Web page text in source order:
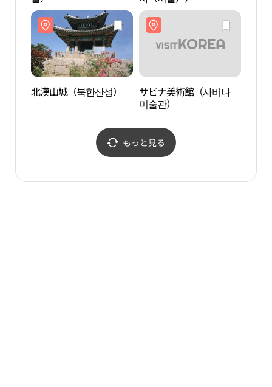
北漢山城（북한산성）
サビナ美術館（사비나
미술관）
もっと見る